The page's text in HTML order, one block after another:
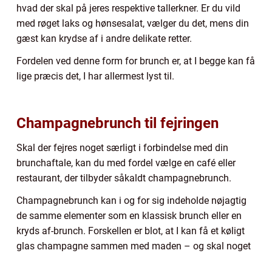
hvad der skal på jeres respektive tallerkner. Er du vild
med røget laks og hønsesalat, vælger du det, mens din
gæst kan krydse af i andre delikate retter.
Fordelen ved denne form for brunch er, at I begge kan få
lige præcis det, I har allermest lyst til.
Champagnebrunch til fejringen
Skal der fejres noget særligt i forbindelse med din
brunchaftale, kan du med fordel vælge en café eller
restaurant, der tilbyder såkaldt champagnebrunch.
Champagnebrunch kan i og for sig indeholde nøjagtig
de samme elementer som en klassisk brunch eller en
kryds af-brunch. Forskellen er blot, at I kan få et køligt
glas champagne sammen med maden – og skal noget